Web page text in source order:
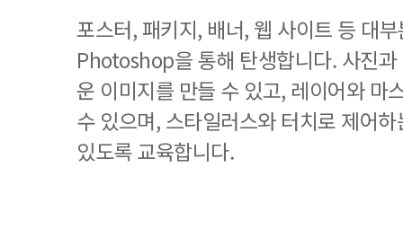
포스터, 패키지, 배너, 웹 사이트 등 대
Photoshop을 통해 탄생합니다. 사진
운 이미지를 만들 수 있고, 레이어와 마
수 있으며, 스타일러스와 터치로 제어
있도록 교육합니다.